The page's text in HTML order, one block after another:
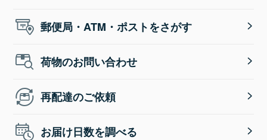
郵便局・ATM・ポストをさがす
荷物のお問い合わせ
再配達のご依頼
お届け日数を調べる